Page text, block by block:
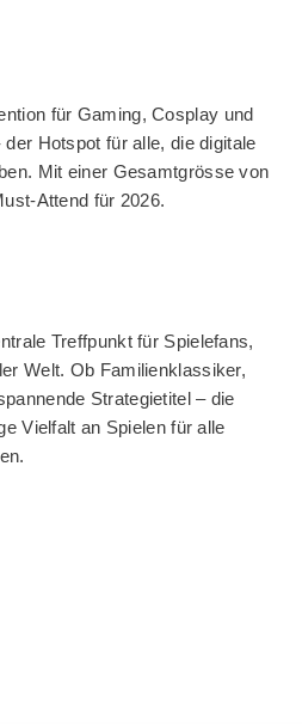
für Gaming, Cosplay und
Hotspot für alle, die digitale
Mit einer Gesamtgrösse von
Attend für 2026.
Treffpunkt für Spielefans,
Welt. Ob Familienklassiker,
Strategietitel – die
Vielfalt an Spielen für alle